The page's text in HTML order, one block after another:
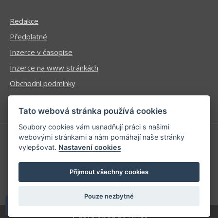
Redakce
Předplatné
Inzerce v časopise
Inzerce na www stránkách
Obchodní podmínky
Ochrana osobních údajů
Příhlášení | Registrace
Kontaktní informace
Mapa stránek
| developed byKinet
Tato webová stránka používá cookies
Soubory cookies vám usnadňují práci s našimi
webovými stránkami a nám pomáhají naše stránky
vylepšovat. Nastavení cookies
Přijmout všechny cookies
Pouze nezbytné